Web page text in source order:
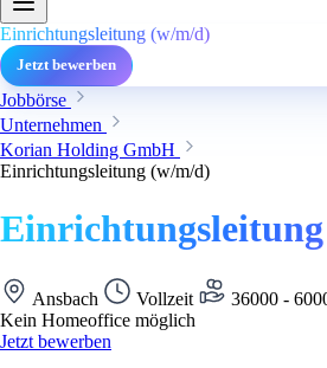
Einrichtungsleitung (w/m/d)
Jetzt bewerben
Jobbörse
Unternehmen
Korian Holding GmbH
Einrichtungsleitung (w/m/d)
Ansbach Vollzeit
36000 -
Kein Homeoffice möglich
Jetzt bewerben